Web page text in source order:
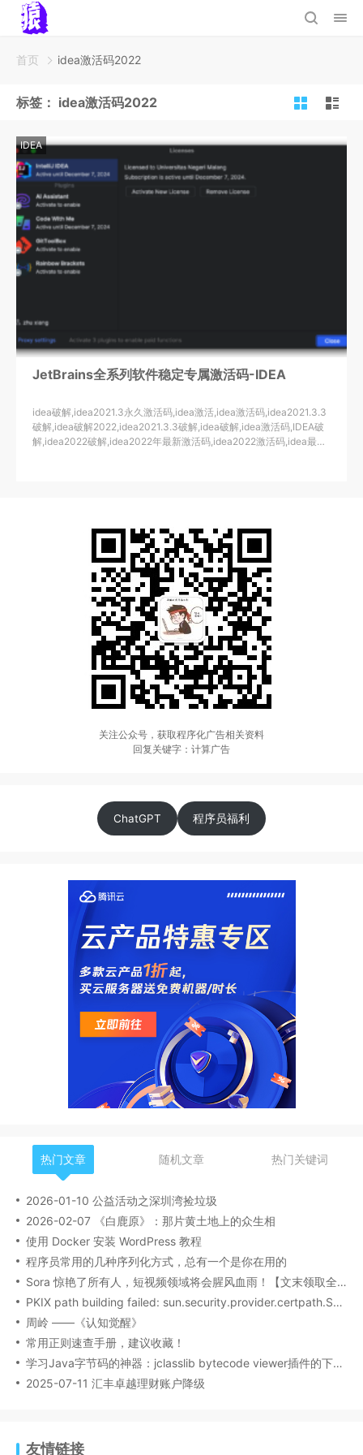
首页 idea激活码2022
标签： idea激活码2022
IDEA
JetBrains全系列软件稳定专属激活码-IDEA
idea破解,idea2021.3永久激活码,idea激活,idea激活码,idea2021.3.3
破解,idea破解2022,idea2021.3.3破解,idea破解,idea激活码,IDEA破
解,idea2022破解,idea2022年最新激活码,idea2022激活码,idea最新
程,idea2022.1激活,idea2022激活,idea激活码2022,idea到期了怎么
破解,idea2021.1.3破解,idea2022破解教程,idea最新激活码,IDEA激活
码,idea2021.3.3激活码,IDEA激活码,idea最新破解,idea无限试用,idea
无限重置30天,idea2021.3激活码
关注公众号，获取程序化广告相关资料
回复关键字：计算广告
ChatGPT 程序员福利
热门文章 随机文章 热门关键词
2026-01-10 公益活动之深圳湾捡垃圾
2026-02-07 《白鹿原》：那片黄土地上的众生相
使用 Docker 安装 WordPress 教程
程序员常用的几种序列化方式，总有一个是你在用的
Sora 惊艳了所有人，短视频领域将会腥风血雨！【文末领取全网最全学习资料】
PKIX path building failed: sun.security.provider.certpath.SunCertPathBuilderException:
周岭 ——《认知觉醒》
常用正则速查手册，建议收藏！
学习Java字节码的神器：jclasslib bytecode viewer插件的下载安装和使用
2025-07-11 汇丰卓越理财账户降级
友情链接